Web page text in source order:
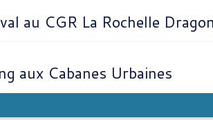
au CGR La Rochelle Dragon
aux Cabanes Urbaines